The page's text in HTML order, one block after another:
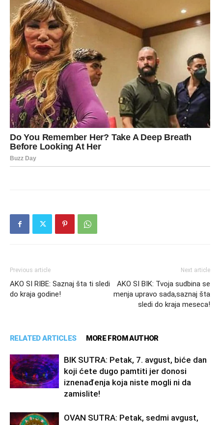
Previous article
AKO SI RIBE: Saznaj šta ti sledi
do kraja godine!
Next article
AKO SI BIK: Tvoja sudbina se
menja upravo sada,saznaj šta
sledi do kraja meseca!
RELATED ARTICLES MORE FROM AUTHOR
BIK SUTRA: Petak, 7. avgust, biće dan
koji ćete dugo pamtiti jer donosi
iznenađenja koja niste mogli ni da
zamislite!
OVAN SUTRA: Petak, sedmi avgust,